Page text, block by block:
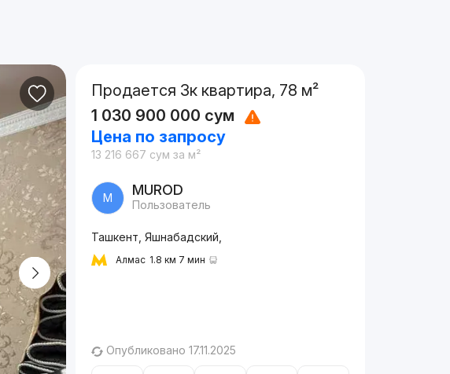
Продается 3к квартира, 78 м²
1 030 900 000 сум
Цена по запросу
13 216 667 сум за м²
M MUROD
Пользователь
Ташкент, Яшнабадский,
Алмас 1.8 км 7 мин
Опубликовано 17.11.2025